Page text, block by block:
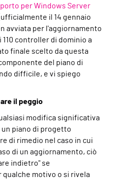
per Windows Server
il 14 gennaio
avviata per l'aggiornamento
controller di dominio a
finale scelto da questa
del piano di
difficile, e vi spiego
il peggio
modifica significativa
piano di progetto
di rimedio nel caso in cui
di un aggiornamento, ciò
indietro" se
qualche motivo o si rivela